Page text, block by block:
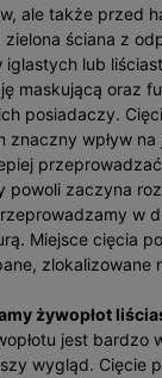
ale także przed
zielona ściana z
lub
maskującą oraz
posiadaczy.
znaczny wpływ
powoli zaczyna
w
Miejsce cięcia
zlokalizowane
żywopłot
jest bardzo
wygląd. Cięcie